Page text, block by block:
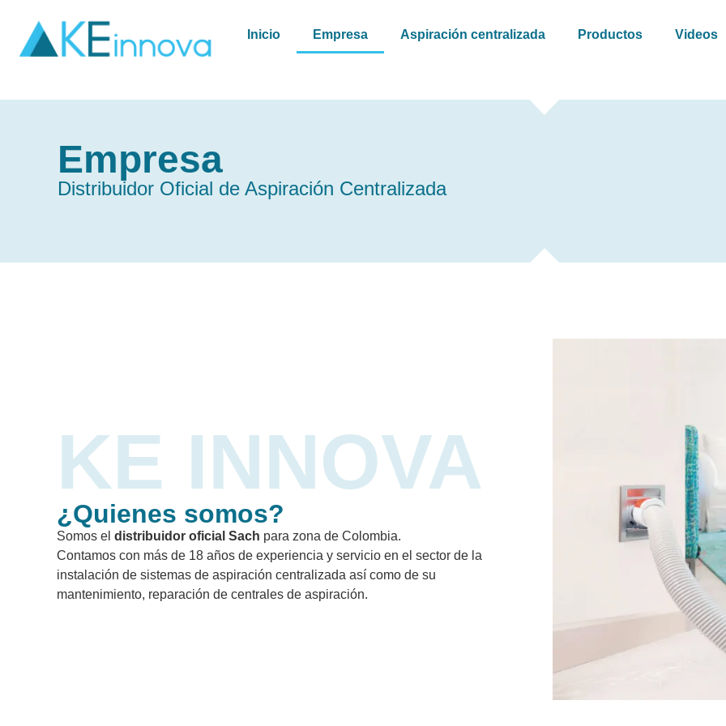
Inicio Empresa Aspiración centralizada Productos Videos
Empresa
Distribuidor Oficial de Aspiración Centralizada
KE INNOVA
¿Quienes somos?
Somos el distribuidor oficial Sach para zona de Colombia.
Contamos con más de 18 años de experiencia y servicio en el sector de la
instalación de sistemas de aspiración centralizada así como de su
mantenimiento, reparación de centrales de aspiración.